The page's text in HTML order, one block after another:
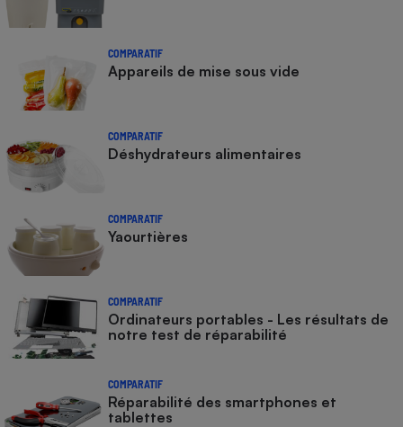
COMPARATIF
Appareils de mise sous vide
COMPARATIF
Déshydrateurs alimentaires
COMPARATIF
Yaourtières
COMPARATIF
Ordinateurs portables - Les résultats de
notre test de réparabilité
COMPARATIF
Réparabilité des smartphones et
tablettes